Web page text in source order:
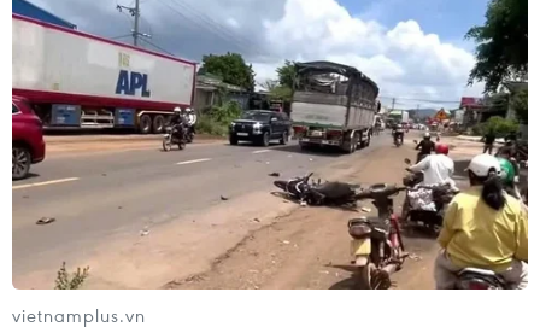
Thêm nhiều lãnh đạo thế giới chúc mừng
tân Tổng thống Mỹ Joe Biden
21/01/2021 03:57
vietnamplus.vn